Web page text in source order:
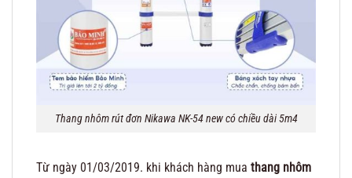
Thang nhôm rút đơn Nikawa NK-54 new có chiều dài 5m4
Từ ngày 01/03/2019. khi khách hàng mua thang nhôm